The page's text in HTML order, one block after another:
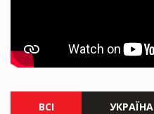
ВСІ УКРАЇНА